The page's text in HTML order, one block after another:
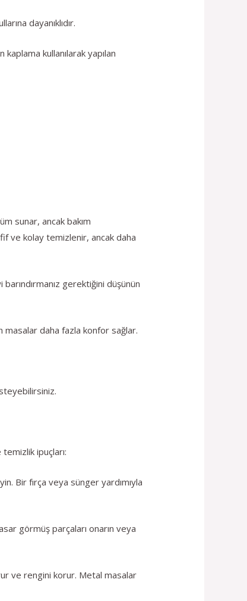
dayanıklıdır.
kullanılarak yapılan
sunar, ancak bakım
ve kolay temizlenir, ancak daha
barındırmanız gerektiğini düşünün
masalar daha fazla konfor sağlar.
ipuçları:
Bir fırça veya sünger yardımıyla
görmüş parçaları onarın veya
ve rengini korur. Metal masalar